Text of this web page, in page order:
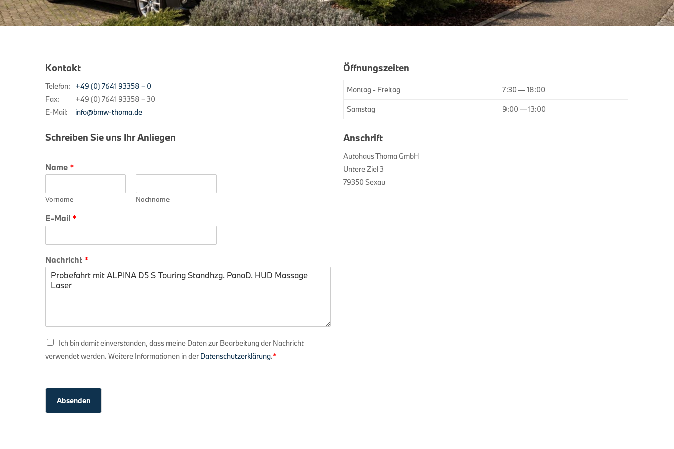
Kontakt
Telefon:
+49 (0) 7641 93358 – 0
Fax:
+49 (0) 7641 93358 – 30
E-Mail:
info@bmw-thoma.de
Schreiben Sie uns Ihr Anliegen
Name *
Vorname Nachname
E-Mail *
Nachricht *
N
a
c
i
t
D
t
s
h
Ich bin damit einverstanden, dass meine Daten zur Bearbeitung der Nachricht
verwendet werden. Weitere Informationen in der Datenschutzerklärung.
Absenden
Öffnungszeiten
Montag - Freitag 7:30 — 18:00
Samstag 9:00 — 13:00
Anschrift
Autohaus Thoma GmbH
Untere Ziel 3
79350 Sexau